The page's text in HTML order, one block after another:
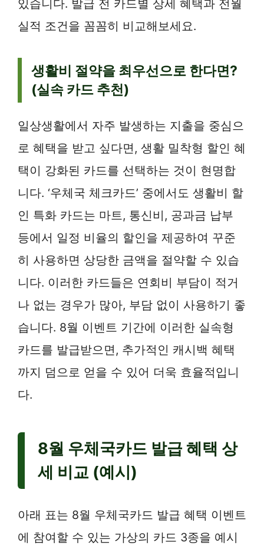
있습니다. 발급 전 카드별 상세 혜택과 전월
실적 조건을 꼼꼼히 비교해보세요.
생활비 절약을 최우선으로 한다면?
(실속 카드 추천)
일상생활에서 자주 발생하는 지출을 중심으
로 혜택을 받고 싶다면, 생활 밀착형 할인 혜
택이 강화된 카드를 선택하는 것이 현명합
니다. ‘우체국 체크카드’ 중에서도 생활비 할
인 특화 카드는 마트, 통신비, 공과금 납부
등에서 일정 비율의 할인을 제공하여 꾸준
히 사용하면 상당한 금액을 절약할 수 있습
니다. 이러한 카드들은 연회비 부담이 적거
나 없는 경우가 많아, 부담 없이 사용하기 좋
습니다. 8월 이벤트 기간에 이러한 실속형
카드를 발급받으면, 추가적인 캐시백 혜택
까지 덤으로 얻을 수 있어 더욱 효율적입니
다.
8월 우체국카드 발급 혜택 상
세 비교 (예시)
아래 표는 8월 우체국카드 발급 혜택 이벤트
에 참여할 수 있는 가상의 카드 3종을 예시